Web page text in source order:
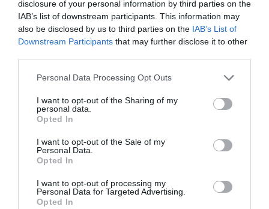
disclosure of your personal information by third parties on the
IAB’s list of downstream participants. This information may
also be disclosed by us to third parties on the IAB’s List of
Downstream Participants that may further disclose it to other
Please note that this website/app uses one or more Google
not limited to your visit or usage behaviour. You may click to
grant or deny consent to Google and its third-party tags to
use your data for below specified purposes in below Google
consent section.
Personal Data Processing Opt Outs
I want to opt-out of the Sharing of my
personal data.
Opted In
I want to opt-out of the Sale of my
Personal Data.
Opted In
I want to opt-out of processing my
Personal Data for Targeted Advertising.
Opted In
@dakotanews_now”
twitter.com
Több elmélet is létezik arra vonatkozóan, hogy miért
alakulhat ki valahol zöld égbolt: a legelterjedtebb
feltételezés szerint azért, mert a nehezebb
és a jégeső szétszórja és visszaveri a fényt.
A zivatarok gyakran késő délután vagy este
következnek be, amikor a lenyugvó nap sárga és